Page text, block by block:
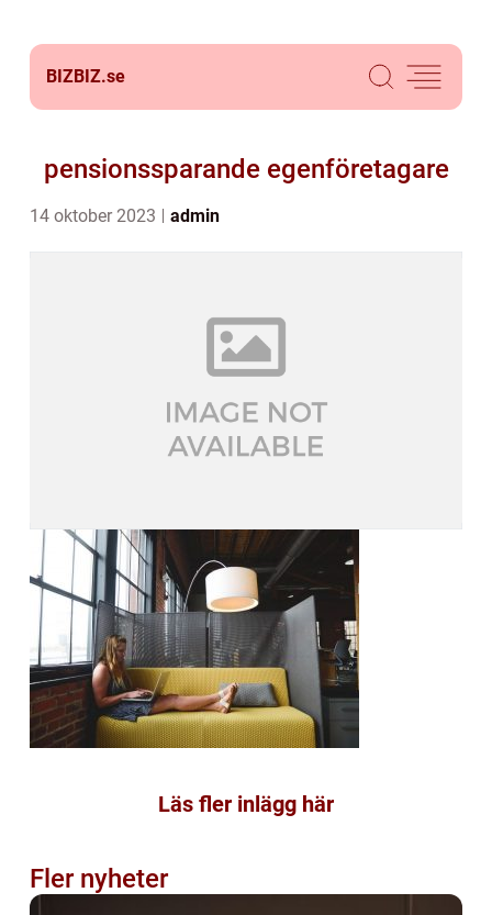
BIZBIZ.se
pensionssparande egenföretagare
14 oktober 2023 admin
Läs fler inlägg här
Fler nyheter